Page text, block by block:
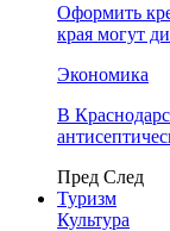
Оформить
края могут
Экономика
В
Пред След
Туризм
Культура